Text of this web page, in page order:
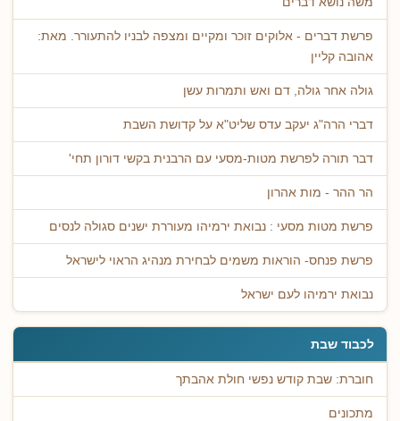
פרשת דברים - אלוקים זוכר ומקיים ומצפה לבניו להתעורר. מאת:
אהובה קליין
גולה אחר גולה, דם ואש ותמרות עשן
דברי הרה"ג יעקב עדס שליט"א על קדושת השבת
דבר תורה לפרשת מטות-מסעי עם הרבנית בקשי דורון תחי'
הר ההר - מות אהרון
פרשת מטות מסעי : נבואת ירמיהו מעוררת ישנים סגולה לנסים
פרשת פנחס- הוראות משמים לבחירת מנהיג הראוי לישראל
נבואת ירמיהו לעם ישראל
לכבוד שבת
חוברת: שבת קודש נפשי חולת אהבתך
מתכונים